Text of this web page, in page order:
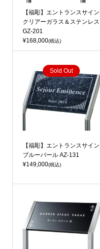
【福彫】エントランスサイン
クリアーガラス＆ステンレス
GZ-201
¥168,000(税込)
Sold Out
【福彫】エントランスサイン
ブルーパール AZ-131
¥149,000(税込)